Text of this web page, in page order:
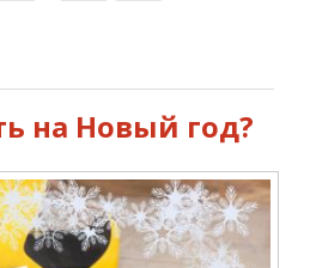
среди детей?
на Новый год?